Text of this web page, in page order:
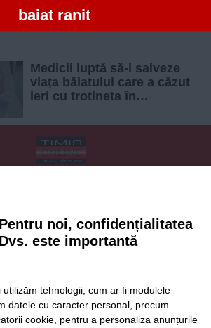
baiat ranit
Medicii luptă să-i salveze
viața băiatului care a căzut
ieri cu trotineta în
de confidentialitate
postare și moderare comentarii
Pentru noi, confidențialitatea
Dvs. este importantă
tehnologii, cum ar fi modulele
datele cu caracter personal, precum
cookie, pentru a personaliza anunțurile